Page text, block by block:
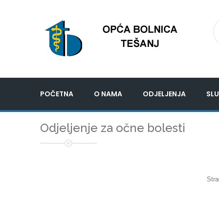
POČETNA O NAMA ODJELJENJA
Odjeljenje za očne bolesti